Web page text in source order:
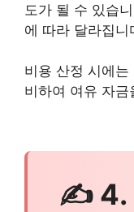
도가 될 수 있습
에 따라 달라집니
비용 산정 시에
비하여 여유 자
✍ 4.